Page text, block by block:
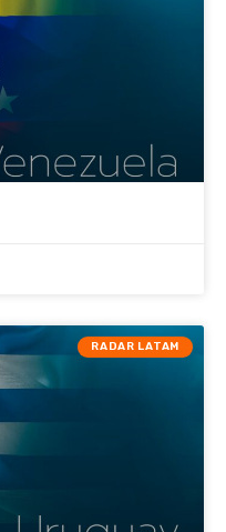
RADAR LATAM